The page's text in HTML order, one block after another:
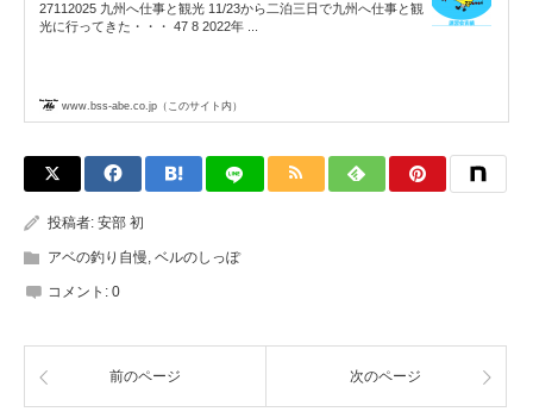
27112025 九州へ仕事と観光 11/23から二泊三日で九州へ仕事と観
光に行ってきた・・・ 47 8 2022年 ...
www.bss-abe.co.jp（このサイト内）
投稿者: 安部 初
アベの釣り自慢, ベルのしっぽ
コメント: 0
前のページ 次のページ